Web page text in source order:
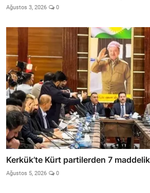
Ağustos 3, 2026 0
Kerkük’te Kürt partilerden 7
Ağustos 5, 2026 0